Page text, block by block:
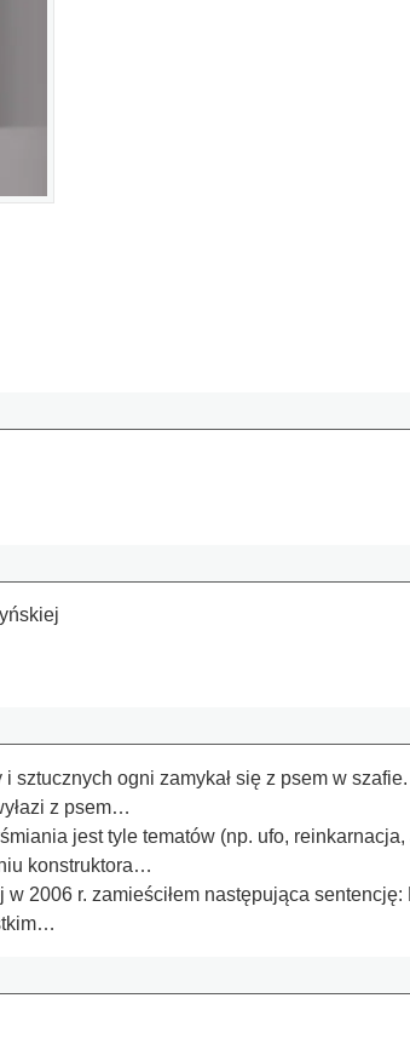
sztucznych ogni zamykał się z psem w
z psem…
jest tyle tematów (np. ufo,
konstruktora…
2006 r. zamieściłem następująca